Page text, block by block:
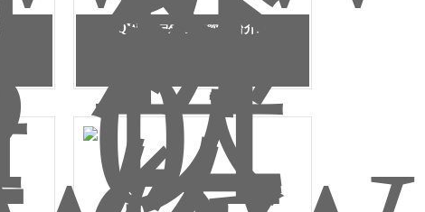
QW-01户外公共饮水台介绍